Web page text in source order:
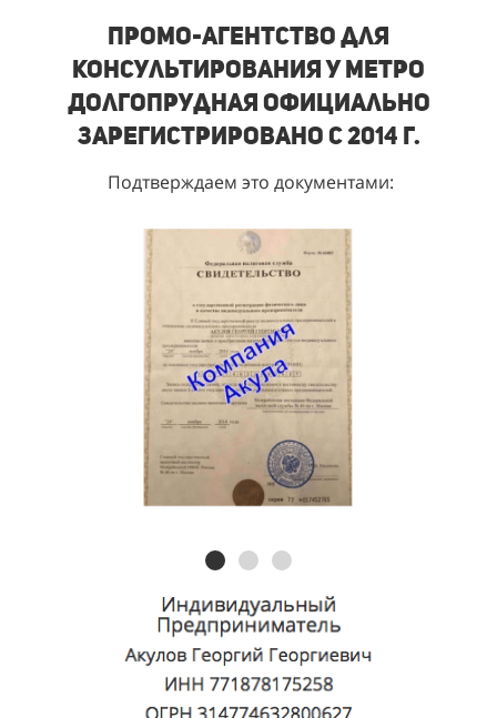
Промо-агентство для
консультирования у метро
ДолгопруднаяОфициально
зарегистрировано с 2014 г.
Подтверждаем это документами: